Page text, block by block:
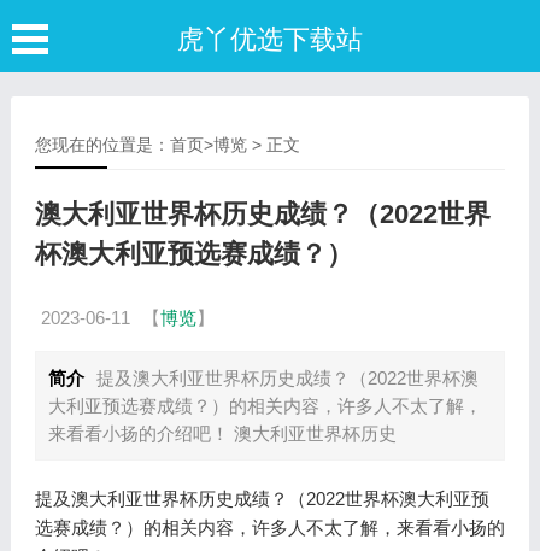
虎丫优选下载站
您现在的位置是： 首页>博览> 正文
澳大利亚世界杯历史成绩？（2022世界
杯澳大利亚预选赛成绩？）
2023-06-11 【博览】
简介 提及澳大利亚世界杯历史成绩？（2022世界杯澳
大利亚预选赛成绩？）的相关内容，许多人不太了解，
来看看小扬的介绍吧！ 澳大利亚世界杯历史
提及澳大利亚世界杯历史成绩？（2022世界杯澳大利亚预
选赛成绩？）的相关内容，许多人不太了解，来看看小扬的